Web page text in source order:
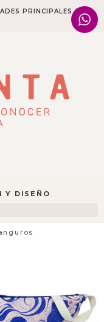
PRINCIPALES 2-4
Y DISEÑO